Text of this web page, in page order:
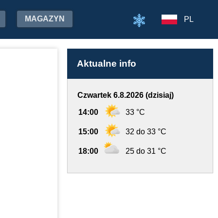
MAGAZYN PL
Aktualne info
Czwartek 6.8.2026 (dzisiaj)
14:00 33 °C
15:00 32 do 33 °C
18:00 25 do 31 °C